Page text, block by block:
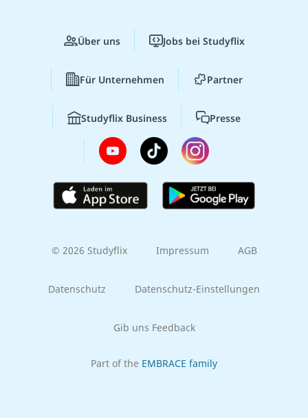
Über uns Jobs bei Studyflix
Für Unternehmen Partner
Studyflix Business Presse
© 2026 Studyflix Impressum AGB
Datenschutz Datenschutz-Einstellungen
Gib uns Feedback
Part of the EMBRACE family